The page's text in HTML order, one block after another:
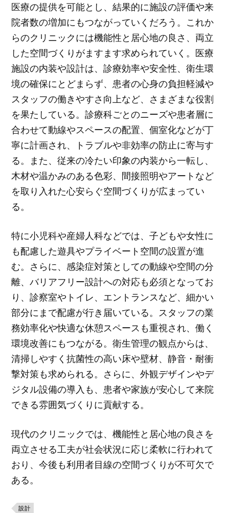
医療の提供を可能とし、結果的に施設の評価や来
院者数の増加にもつながっていくだろう。これか
らのクリニックには機能性と居心地の良さ、両立
した空間づくりがますます求められていく。医療
施設の内装や設計は、診療効率や安全性、衛生環
境の確保にとどまらず、患者の心身の負担軽減や
スタッフの働きやすさ向上など、さまざまな役割
を果たしている。診療科ごとのニーズや患者層に
合わせて動線やスペースの配置、個室化などが丁
寧に計画され、トラブルや非効率の防止に寄与す
る。また、従来の冷たい印象の内装から一転し、
木材や温かみのある色彩、間接照明やアートなど
を取り入れた心安らぐ空間づくりが広まってい
る。
特に小児科や産婦人科などでは、子どもや女性に
も配慮した遊具やプライベート空間の設置が進
む。さらに、感染症対策としての動線や空間の分
離、バリアフリー設計への対応も必須となってお
り、診察室やトイレ、エントランスなど、細かい
部分にまで配慮が行き届いている。スタッフの業
務効率化や快適な休憩スペースも重視され、働く
環境改善にもつながる。衛生管理の観点からは、
清掃しやすく抗菌性の高い床や壁材、静音・耐衝
撃対策も求められる。さらに、外観デザインやデ
ジタル設備の導入も、患者や家族が安心して来院
できる雰囲気づくりに貢献する。
現代のクリニックでは、機能性と居心地の良さを
両立させる工夫が社会状況に応じ柔軟に行われて
おり、今後も利用者目線の空間づくりが不可欠で
ある。
設計